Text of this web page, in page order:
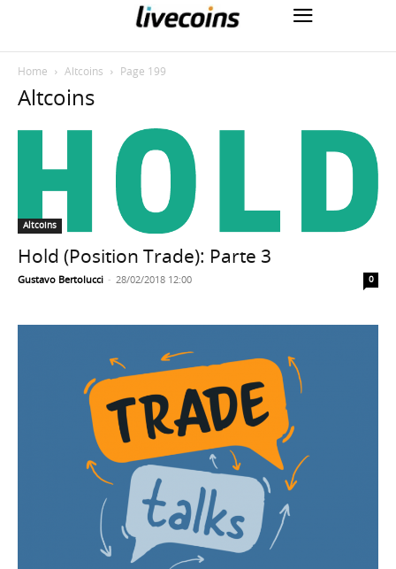
Home Altcoins Page 199
Altcoins
Altcoins
Hold (Position Trade): Parte 3
Gustavo Bertolucci - 28/02/2018 12:00 0